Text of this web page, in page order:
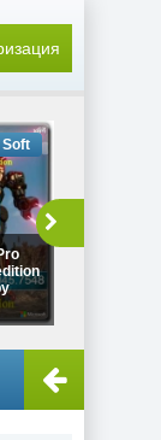
Soft